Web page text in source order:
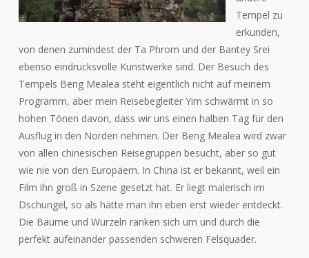
Tempel zu
erkunden,
von denen zumindest der Ta Phrom und der Bantey Srei
ebenso eindrucksvolle Kunstwerke sind. Der Besuch des
Tempels Beng Mealea steht eigentlich nicht auf meinem
Programm, aber mein Reisebegleiter Yim schwärmt in so
hohen Tönen davon, dass wir uns einen halben Tag für den
Ausflug in den Norden nehmen. Der Beng Mealea wird zwar
von allen chinesischen Reisegruppen besucht, aber so gut
wie nie von den Europäern. In China ist er bekannt, weil ein
Film ihn groß in Szene gesetzt hat. Er liegt malerisch im
Dschungel, so als hätte man ihn eben erst wieder entdeckt.
Die Bäume und Wurzeln ranken sich um und durch die
perfekt aufeinander passenden schweren Felsquader.